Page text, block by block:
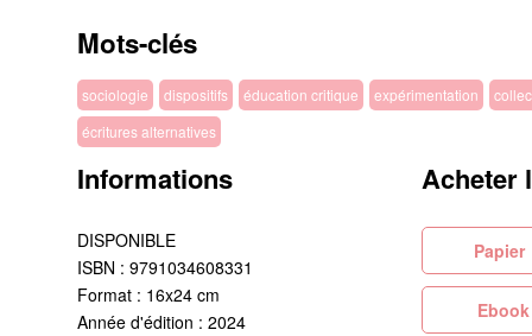
Mots-clés
sociologie dispositifs éducation critique expérimentation
écritures alternatives
Informations
DISPONIBLE
ISBN : 9791034608331
Format : 16x24 cm
Année d'édition : 2024
Acheter